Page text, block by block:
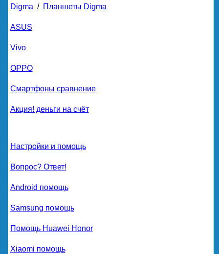
Digma/ Планшеты Digma
ASUS
Vivo
OPPO
Смартфоны сравнение
Акция! деньги на счёт
Настройки и помощь
Вопрос? Ответ!
Android помощь
Samsung помощь
Помощь Huawei Honor
Xiaomi помощь